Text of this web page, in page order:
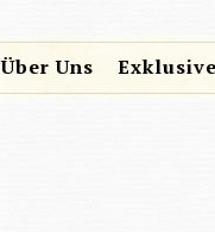
Über Uns